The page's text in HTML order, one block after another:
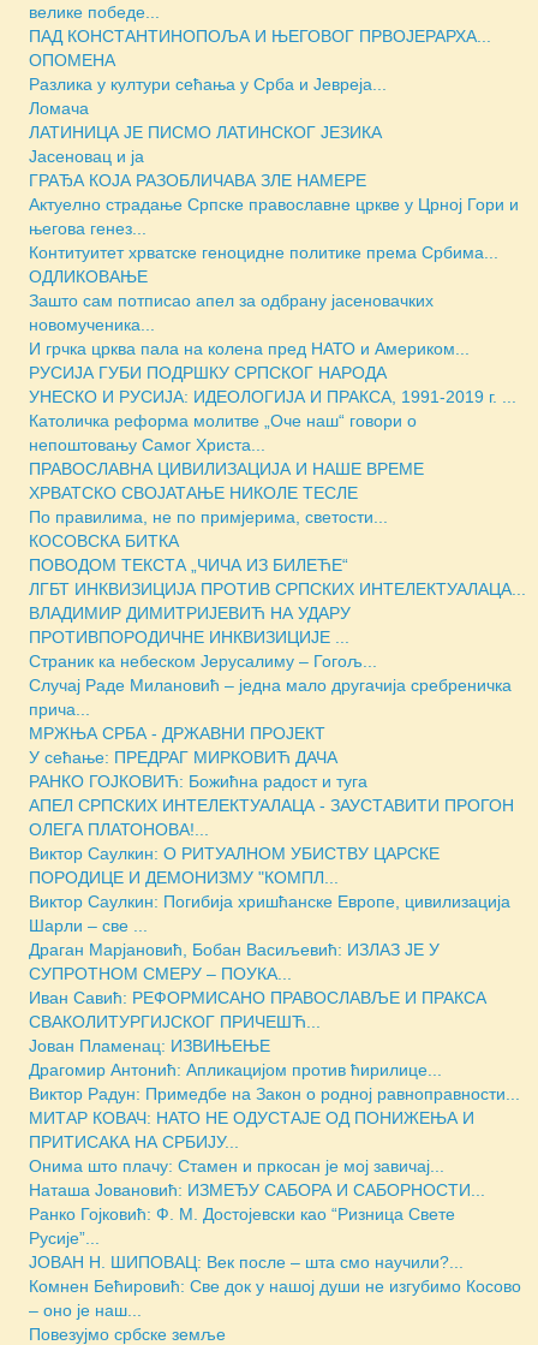
велике победе...
ПАД КОНСТАНТИНОПОЉА И ЊЕГОВОГ ПРВОЈЕРАРХА...
ОПОМЕНА
Разлика у култури сећања у Срба и Јевреја...
Ломача
ЛАТИНИЦА ЈЕ ПИСМО ЛАТИНСКОГ ЈЕЗИКА
Јасеновац и ја
ГРАЂА КОЈА РАЗОБЛИЧАВА ЗЛЕ НАМЕРЕ
Актуелно страдање Српске православне цркве у Црној Гори и
његова генез...
Контитуитет хрватске геноцидне политике према Србима...
ОДЛИКОВАЊЕ
Зашто сам потписао апел за одбрану јасеновачких
новомученика...
И грчка црква пала на колена пред НАТО и Америком...
РУСИЈА ГУБИ ПОДРШКУ СРПСКОГ НАРОДА
УНЕСКО И РУСИЈА: ИДЕОЛОГИЈА И ПРАКСА, 1991-2019 г. ...
Католичка реформа молитве „Оче наш“ говори о
непоштовању Самог Христа...
ПРАВОСЛАВНА ЦИВИЛИЗАЦИЈА И НАШЕ ВРЕМЕ
ХРВАТСКО СВОЈАТАЊЕ НИКОЛЕ ТЕСЛЕ
По правилима, не по примјерима, светости...
КОСОВСКА БИТКА
ПОВОДОМ ТЕКСТА „ЧИЧА ИЗ БИЛЕЋЕ“
ЛГБТ ИНКВИЗИЦИЈА ПРОТИВ СРПСКИХ ИНТЕЛЕКТУАЛАЦА...
ВЛАДИМИР ДИМИТРИЈЕВИЋ НА УДАРУ
ПРОТИВПОРОДИЧНЕ ИНКВИЗИЦИЈЕ ...
Страник ка небеском Јерусалиму – Гогољ...
Случај Раде Милановић – једна мало другачија сребреничка
прича...
МРЖЊА СРБА - ДРЖАВНИ ПРОЈЕКТ
У сећање: ПРЕДРАГ МИРКОВИЋ ДАЧА
РАНКО ГОЈКОВИЋ: Божићна радост и туга
АПЕЛ СРПСКИХ ИНТЕЛЕКТУАЛАЦА - ЗАУСТАВИТИ ПРОГОН
ОЛЕГА ПЛАТОНОВА!...
Виктор Саулкин: О РИТУАЛНОМ УБИСТВУ ЦАРСКЕ
ПОРОДИЦЕ И ДЕМОНИЗМУ "КОМПЛ...
Виктор Саулкин: Погибија хришћанске Европе, цивилизација
Шарли – све ...
Драган Марјановић, Бобан Васиљевић: ИЗЛАЗ ЈЕ У
СУПРОТНОМ СМЕРУ – ПОУКА...
Иван Савић: РЕФОРМИСАНО ПРАВОСЛАВЉЕ И ПРАКСА
СВАКОЛИТУРГИЈСКОГ ПРИЧЕШЋ...
Јован Пламенац: ИЗВИЊЕЊЕ
Драгомир Антонић: Апликацијом против ћирилице...
Виктор Радун: Примедбе на Закон о родној равноправности...
МИТАР КОВАЧ: НАТО НЕ ОДУСТАЈЕ ОД ПОНИЖЕЊА И
ПРИТИСАКА НА СРБИЈУ...
Онима што плачу: Стамен и пркосан је мој завичај...
Наташа Јовановић: ИЗМЕЂУ САБОРА И САБОРНОСТИ...
Ранко Гојковић: Ф. М. Достојевски као “Ризница Свете
Русије”...
ЈОВАН Н. ШИПОВАЦ: Век после – шта смо научили?...
Комнен Бећировић: Све док у нашој души не изгубимо Косово
– оно је наш...
Повезујмо србске земље